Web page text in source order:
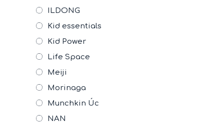
ILDONG
Kid essentials
Kid Power
Life Space
Meiji
Morinaga
Munchkin Úc
NAN